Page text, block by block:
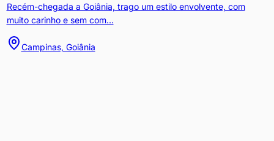
Recém-chegada a Goiânia, trago um estilo envolvente, com
muito carinho e sem com...
Campinas, Goiânia